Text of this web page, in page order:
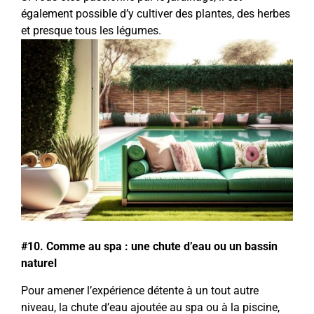
également possible d’y cultiver des plantes, des herbes
et presque tous les légumes.
#10. Comme au spa : une chute d’eau ou un bassin
naturel
Pour amener l’expérience détente à un tout autre
niveau, la chute d’eau ajoutée au spa ou à la piscine,